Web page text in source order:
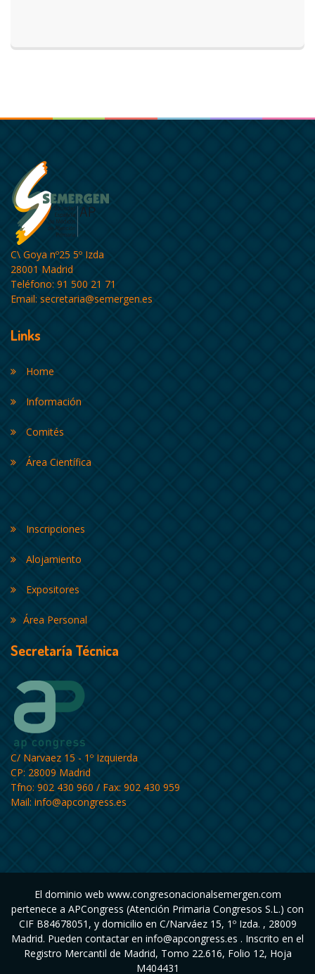
C\ Goya nº25 5º Izda
28001 Madrid
Teléfono: 91 500 21 71
Email: secretaria@semergen.es
Links
Home
Información
Comités
Área Científica
Inscripciones
Alojamiento
Expositores
Área Personal
Secretaría Técnica
C/ Narvaez 15 - 1º Izquierda
CP: 28009 Madrid
Tfno: 902 430 960 / Fax: 902 430 959
Mail: info@apcongress.es
El dominio web www.congresonacionalsemergen.com
pertenece a APCongress (Atención Primaria Congresos S.L.) con
CIF B84678051, y domicilio en C/Narváez 15, 1º Izda. , 28009
Madrid. Pueden contactar en info@apcongress.es . Inscrito en el
Registro Mercantil de Madrid, Tomo 22.616, Folio 12, Hoja
M404431